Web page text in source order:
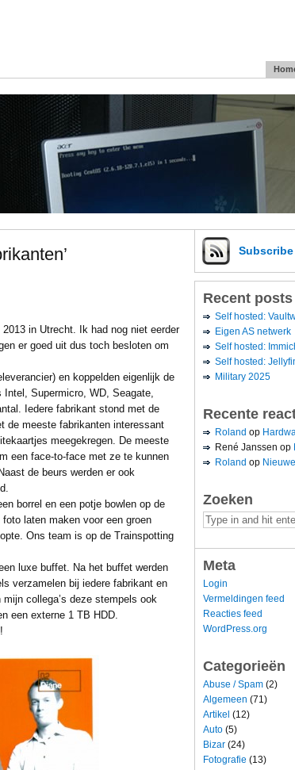
2013 in Utrecht. Ik had nog niet eerder
er goed uit dus toch besloten om
en koppelden eigenlijk de
Supermicro, WD, Seagate,
Iedere fabrikant stond met de
de meeste fabrikanten interessant
meegekregen. De meeste
een face-to-face met ze te kunnen
de beurs werden er ook
borrel en een potje bowlen op de
laten maken voor een groen
Ons team is op de Trainspotting
luxe buffet. Na het buffet werden
verzamelen bij iedere fabrikant en
collega’s deze stempels ook
een externe 1 TB HDD.
Subscribe
Recent posts
Self hosted:
Eigen AS netwerk
Self hosted:
Self hosted:
Military 2025
Recente
Roland op
René Janssen op
Roland op
Zoeken
Meta
Login
Vermeldingen feed
Reacties feed
WordPress.org
Categorieën
Abuse / Spam (2)
Algemeen (71)
Artikel (12)
Auto (5)
Bizar (24)
Fotografie (13)